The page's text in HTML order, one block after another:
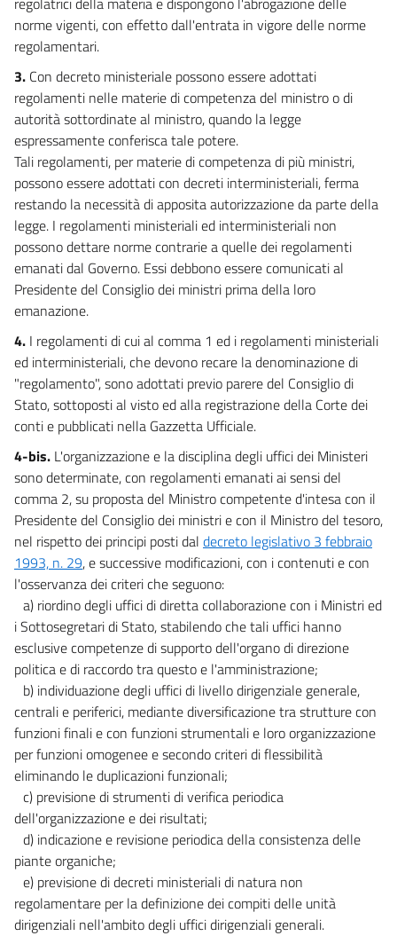
35
36
37
38
39
CAPO VI
NORME FINALI E FINANZIARIE
40
41
Allegati
Tabelle
Tabelle
norme vigenti, con effetto dall'entrata in vigore delle norme
regolamentari.
3. Con decreto ministeriale possono essere adottati
regolamenti nelle materie di competenza del ministro o di
autorità sottordinate al ministro, quando la legge
espressamente conferisca tale potere.
Tali regolamenti, per materie di competenza di più ministri,
possono essere adottati con decreti interministeriali, ferma
restando la necessità di apposita autorizzazione da parte della
legge. I regolamenti ministeriali ed interministeriali non
possono dettare norme contrarie a quelle dei regolamenti
emanati dal Governo. Essi debbono essere comunicati al
Presidente del Consiglio dei ministri prima della loro
emanazione.
4. I regolamenti di cui al comma 1 ed i regolamenti ministeriali
ed interministeriali, che devono recare la denominazione di
"regolamento", sono adottati previo parere del Consiglio di
Stato, sottoposti al visto ed alla registrazione della Corte dei
conti e pubblicati nella Gazzetta Ufficiale.
4-bis. L'organizzazione e la disciplina degli uffici dei Ministeri
sono determinate, con regolamenti emanati ai sensi del
comma 2, su proposta del Ministro competente d'intesa con il
Presidente del Consiglio dei ministri e con il Ministro del tesoro,
nel rispetto dei principi posti dal decreto legislativo 3 febbraio
1993, n. 29, e successive modificazioni, con i contenuti e con
l'osservanza dei criteri che seguono:
a) riordino degli uffici di diretta collaborazione con i Ministri ed
i Sottosegretari di Stato, stabilendo che tali uffici hanno
esclusive competenze di supporto dell'organo di direzione
politica e di raccordo tra questo e l'amministrazione;
b) individuazione degli uffici di livello dirigenziale generale,
centrali e periferici, mediante diversificazione tra strutture con
funzioni finali e con funzioni strumentali e loro organizzazione
per funzioni omogenee e secondo criteri di flessibilità
eliminando le duplicazioni funzionali;
c) previsione di strumenti di verifica periodica
dell'organizzazione e dei risultati;
d) indicazione e revisione periodica della consistenza delle
piante organiche;
e) previsione di decreti ministeriali di natura non
regolamentare per la definizione dei compiti delle unità
dirigenziali nell'ambito degli uffici dirigenziali generali.